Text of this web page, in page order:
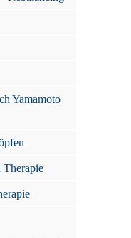
Yamamoto